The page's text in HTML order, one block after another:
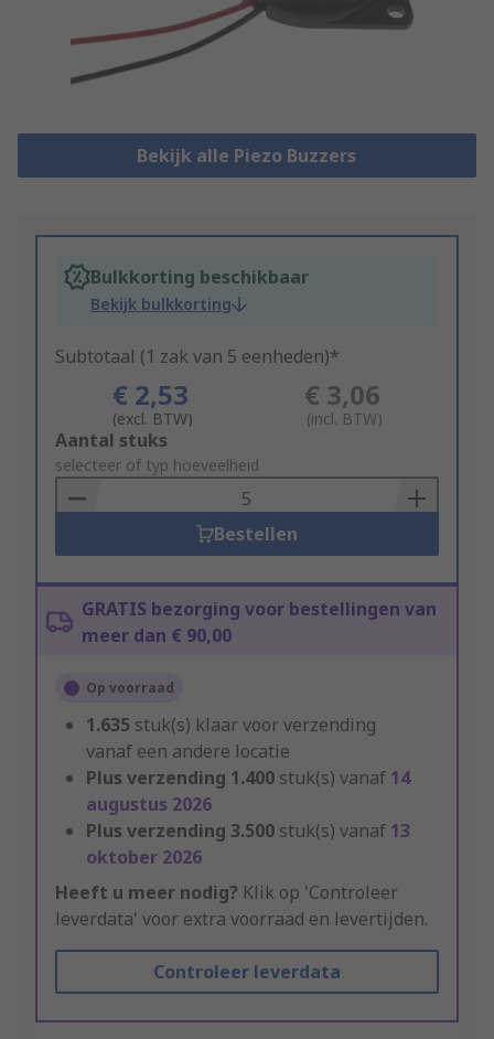
Bekijk alle Piezo Buzzers
Bulkkorting beschikbaar
Bekijk bulkkorting
Subtotaal (1 zak van 5 eenheden)*
€ 2,53
(excl. BTW)
€ 3,06
(incl. BTW)
Add
to
Basket
Aantal stuks
selecteer of typ hoeveelheid
Bestellen
GRATIS bezorging voor bestellingen van
meer dan € 90,00
Op voorraad
1.635 stuk(s) klaar voor verzending
vanaf een andere locatie
Plus verzending 1.400 stuk(s) vanaf 14
augustus 2026
Plus verzending 3.500 stuk(s) vanaf 13
oktober 2026
Heeft u meer nodig? Klik op 'Controleer
leverdata' voor extra voorraad en levertijden.
Controleer leverdata